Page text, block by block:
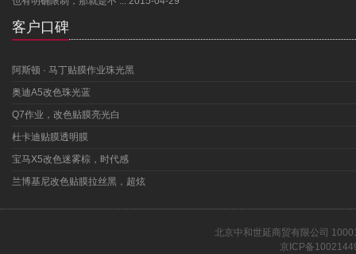
客户口碑
阿斯顿 · 马丁贴膜作业珠光黑
奥迪A5改色珠光蓝
Q7作业，改色贴膜亮光白
杜卡迪贴膜透明膜
宝马X5改色迷雾棕，时代感
兰博基尼改色贴膜拉丝黑，超炫
北京中和世延商贸有限公司
京ICP备